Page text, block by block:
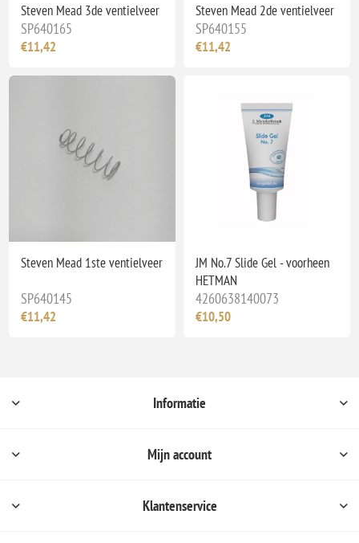
Steven Mead 3de ventielveer
SP640165
€11,42
Steven Mead 2de ventielveer
SP640155
€11,42
Steven Mead 1ste ventielveer
SP640145
€11,42
JM No.7 Slide Gel - voorheen
HETMAN
4260638140073
€10,50
Informatie
Mijn account
Klantenservice